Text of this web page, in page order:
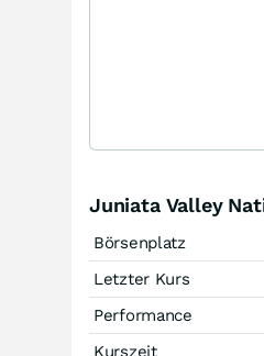
Juniata Valley
Börsenplatz
Letzter Kurs
Performance
Kurszeit